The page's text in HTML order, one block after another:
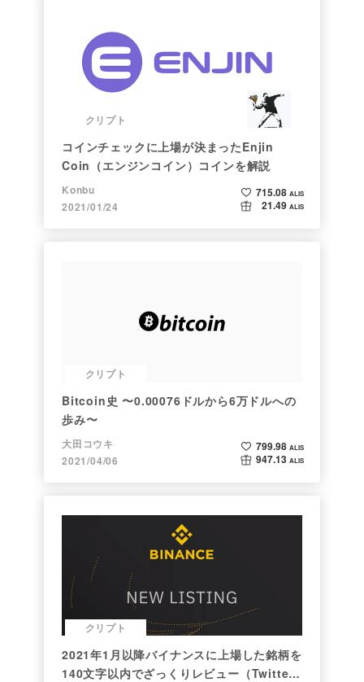
クリプト
コインチェックに上場が決まったEnjin
Coin（エンジンコイン）コインを解説
Konbu
2021/01/24
715.08 ALIS
21.49 ALIS
クリプト
Bitcoin史 〜0.00076ドルから6万ドルへの
歩み〜
大田コウキ
2021/04/06
799.98 ALIS
947.13 ALIS
クリプト
2021年1月以降バイナンスに上場した銘柄を
140文字以内でざっくりレビュー（Twitter